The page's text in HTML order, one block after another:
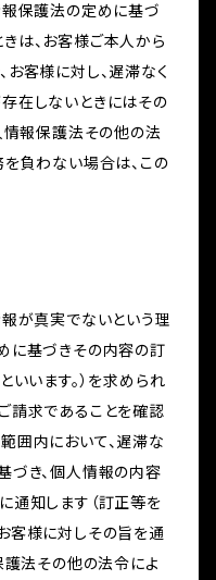
報保護法の定めに基づ
は、お客様ご本人から
客様に対し、遅滞なく
在しないときにはその
情報保護法その他の法
を負わない場合は、この
報が真実でないという理
に基づきその内容の訂
いいます。）を求められ
請求であることを確認
囲内において、遅滞な
づき、個人情報の内容
通知します（訂正等を
客様に対しその旨を通
護法その他の法令によ